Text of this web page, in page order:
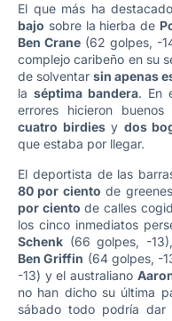
El que más ha
bajo sobre la hierba de
Ben Crane(62 golpes, -
complejo caribeño en su
de solventar sin apenas
la séptima bandera. En
errores hicieron
cuatro birdiesy dos
que estaba por llegar.
El deportista de las
80 por ciento de
por ciento de calles
los cinco inmediatos
Schenk (66 golpes, -13),
Ben Griffin (64 golpes, -
-13) y el australiano
no han dicho su última
sábado todo podría dar